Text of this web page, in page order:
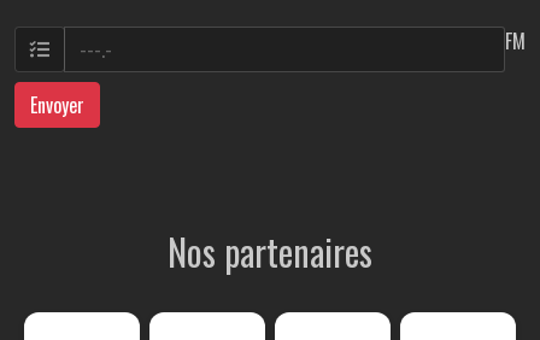
FM
Envoyer
Nos partenaires